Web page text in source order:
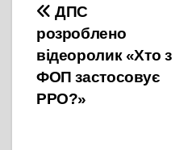
Навігація
записів
ДПС
розроблено
відеоролик «Хто з
ФОП застосовує
РРО?»